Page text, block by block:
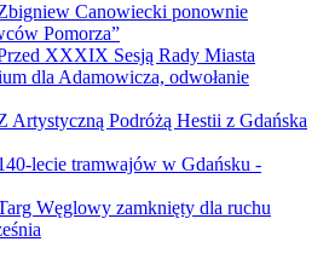
Canowiecki ponownie
Pomorza”
XXXIX Sesją Rady Miasta
dla Adamowicza, odwołanie
Artystyczną Podróżą Hestii z Gdańska
lecie tramwajów w Gdańsku -
Węglowy zamknięty dla ruchu